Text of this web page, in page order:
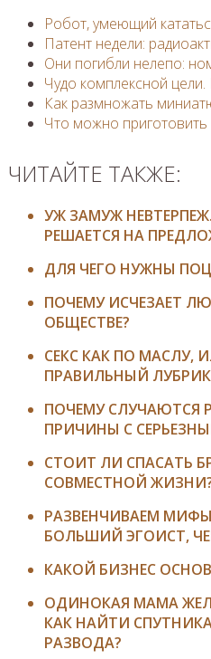
Робот, умеющий
Патент недели:
Они погибли нелепо:
Чудо комплексной цели.
Как размножать
Что можно приготовить
ЧИТАЙТЕ ТАКЖЕ:
УЖ ЗАМУЖ
РЕШАЕТСЯ НА
ДЛЯ ЧЕГО НУЖНЫ
ПОЧЕМУ ИСЧЕЗАЕТ
ОБЩЕСТВЕ?
СЕКС КАК ПО МАСЛУ,
ПРАВИЛЬНЫЙ
ПОЧЕМУ СЛУЧАЮТСЯ
ПРИЧИНЫ С
СТОИТ ЛИ СПАСАТЬ
СОВМЕСТНОЙ
РАЗВЕНЧИВАЕМ
БОЛЬШИЙ ЭГОИСТ,
КАКОЙ БИЗНЕС
ОДИНОКАЯ МАМА
КАК НАЙТИ
РАЗВОДА?